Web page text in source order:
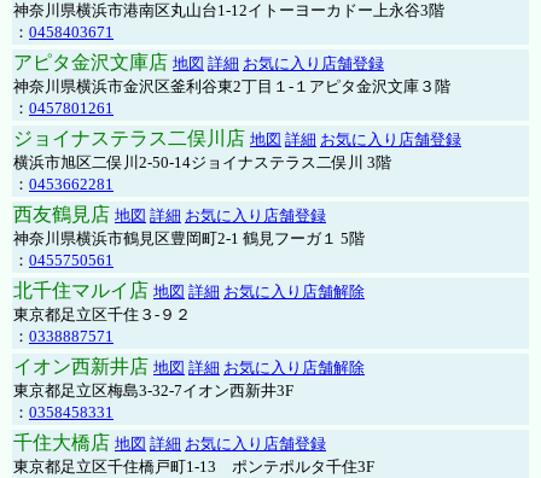
神奈川県横浜市港南区丸山台1-12イトーヨーカドー上永谷3階
： 0458403671
アピタ金沢文庫店 地図 詳細 お気に入り店舗登録
神奈川県横浜市金沢区釜利谷東2丁目１-１アピタ金沢文庫３階
： 0457801261
ジョイナステラス二俣川店 地図 詳細 お気に入り店舗登録
横浜市旭区二俣川2-50-14ジョイナステラス二俣川 3階
： 0453662281
西友鶴見店 地図 詳細 お気に入り店舗登録
神奈川県横浜市鶴見区豊岡町2-1 鶴見フーガ１ 5階
： 0455750561
北千住マルイ店 地図 詳細 お気に入り店舗解除
東京都足立区千住３-９２
： 0338887571
イオン西新井店 地図 詳細 お気に入り店舗解除
東京都足立区梅島3-32-7イオン西新井3F
： 0358458331
千住大橋店 地図 詳細 お気に入り店舗登録
東京都足立区千住橋戸町1-13 ポンテポルタ千住3F